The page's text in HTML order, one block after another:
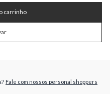
carrinho
Fale com nossos personal shoppers